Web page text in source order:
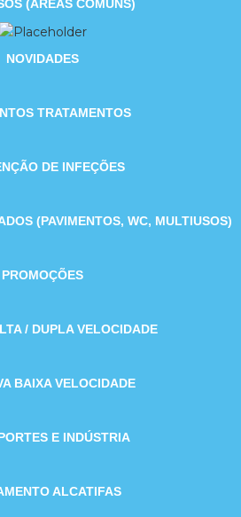
(ÁREAS COMUNS)
NOVIDADES
TRATAMENTOS
DE INFEÇÕES
(PAVIMENTOS, WC, MULTIUSOS)
PROMOÇÕES
/ DUPLA VELOCIDADE
BAIXA VELOCIDADE
E INDÚSTRIA
ALCATIFAS